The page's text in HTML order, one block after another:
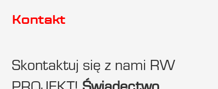
Kontakt
Skontaktuj się z nami RW